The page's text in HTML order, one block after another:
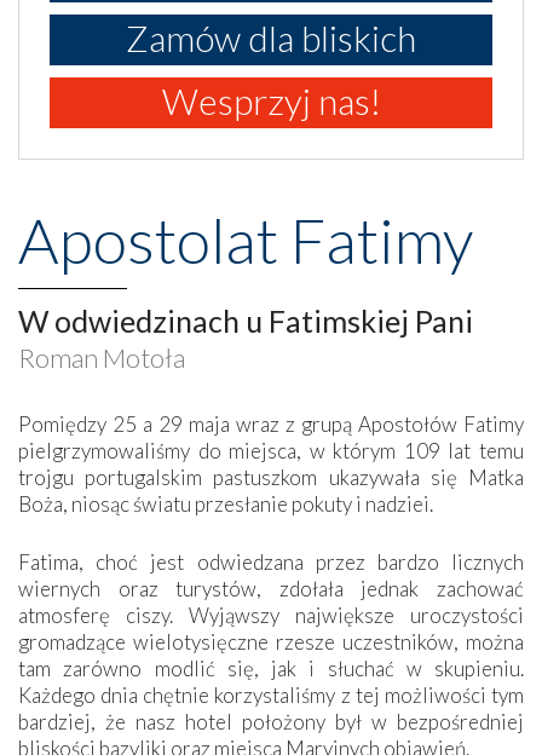
Zamów dla bliskich
Wesprzyj nas!
Apostolat Fatimy
W odwiedzinach u Fatimskiej Pani
Roman Motoła
Pomiędzy 25 a 29 maja wraz z grupą Apostołów Fatimy
pielgrzymowaliśmy do miejsca, w którym 109 lat temu
trojgu portugalskim pastuszkom ukazywała się Matka
Boża, niosąc światu przesłanie pokuty i nadziei.
Fatima, choć jest odwiedzana przez bardzo licznych
wiernych oraz turystów, zdołała jednak zachować
atmosferę ciszy. Wyjąwszy największe uroczystości
gromadzące wielotysięczne rzesze uczestników, można
tam zarówno modlić się, jak i słuchać w skupieniu.
Każdego dnia chętnie korzystaliśmy z tej możliwości tym
bardziej, że nasz hotel położony był w bezpośredniej
bliskości bazyliki oraz miejsca Maryjnych objawień.